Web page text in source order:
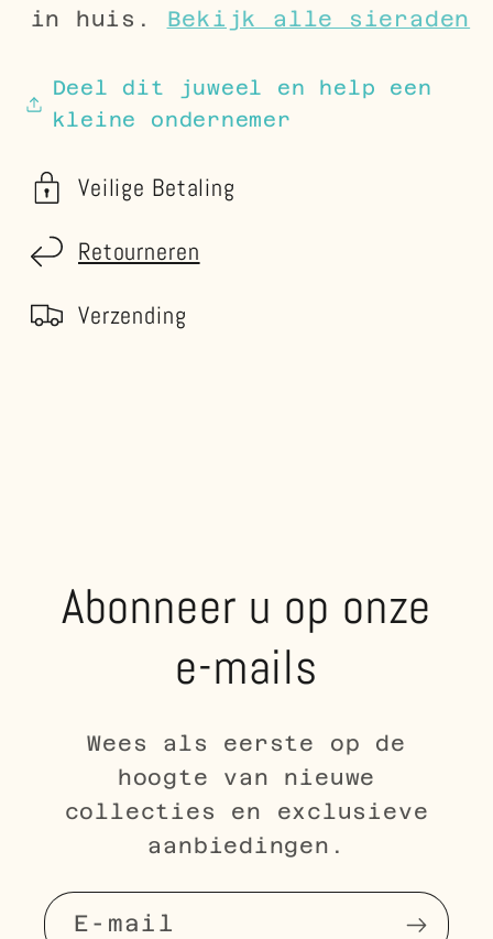
in huis. Bekijk alle sieraden
Deel dit juweel en help een
kleine ondernemer
Veilige Betaling
Retourneren
Verzending
Abonneer u op onze
e-mails
Wees als eerste op de
hoogte van nieuwe
collecties en exclusieve
aanbiedingen.
E‑mail